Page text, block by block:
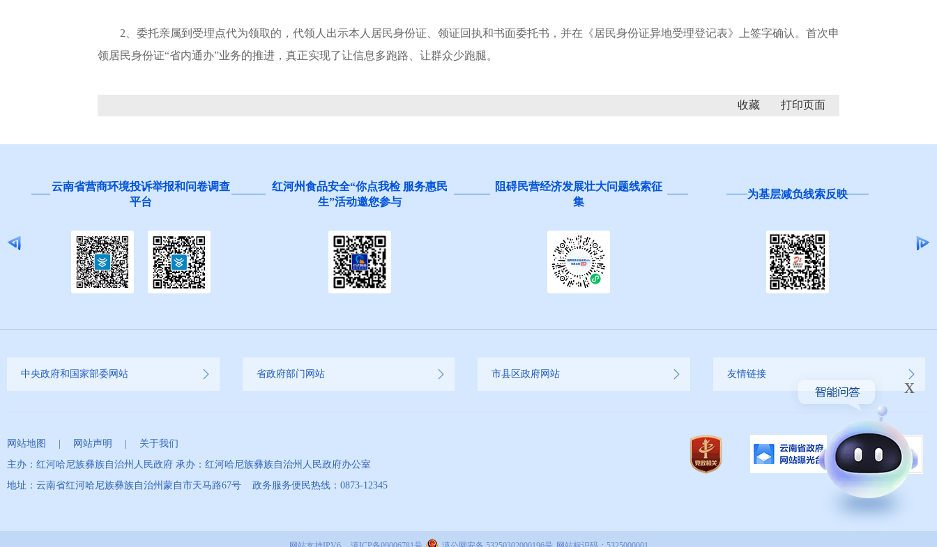
2、委托亲属到受理点代为领取的，代领人出示本人居民身份证、领证回执和书面委托书，并在《居民身份证异地受理登记表》上签字确认。首次申
领居民身份证“省内通办”业务的推进，真正实现了让信息多跑路、让群众少跑腿。
收藏
云南省营商环境投诉举报和问卷调查
平台
红河州食品安全“你点我检 服务惠民
生”活动邀您参与
阻碍民营经济发展壮大问题线索征
集
为基层减负线索反映
中央政府和国家部委网站 省政府部门网站 市县区政府网站 友情链接
网站地图 | 网站声明 | 关于我们
主办：红河哈尼族彝族自治州人民政府 承办：红河哈尼族彝族自治州人民政府办公室
地址：云南省红河哈尼族彝族自治州蒙自市天马路67号 政务服务便民热线：0873-12345
x